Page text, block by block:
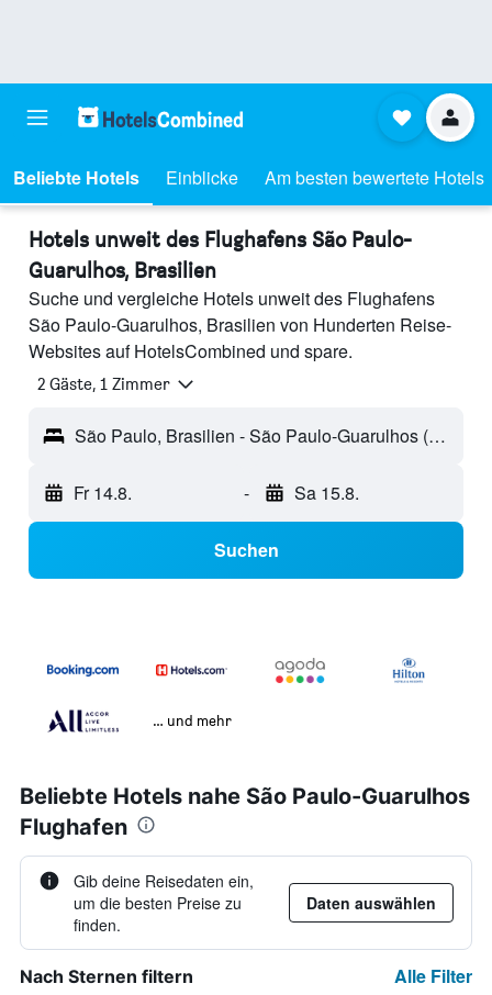
Beliebte Hotels Einblicke Am besten bewertete Hotels
Hotels unweit des Flughafens São Paulo-
Guarulhos, Brasilien
Suche und vergleiche Hotels unweit des Flughafens
São Paulo-Guarulhos, Brasilien von Hunderten Reise-
Websites auf HotelsCombined und spare.
2 Gäste, 1 Zimmer
São Paulo, Brasilien - São Paulo-Guarulhos (GRU)
Fr 14.8. - Sa 15.8.
Suchen
… und mehr
Beliebte Hotels nahe São Paulo-Guarulhos
Flughafen
Gib deine Reisedaten ein,
um die besten Preise zu
finden.
Daten auswählen
Nach Sternen filtern Alle Filter